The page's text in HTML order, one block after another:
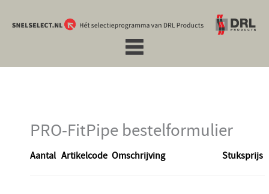
PRO-FitPipe bestelformulier
Aantal Artikelcode Omschrijving Stuksprijs